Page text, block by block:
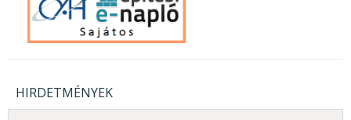
HIRDETMÉNYEK